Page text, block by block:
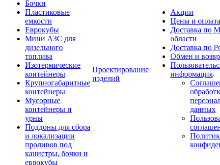
Бочки
Пластиковые
емкости
Еврокубы
Мини АЗС для
дизельного
топлива
Изотермические
контейнеры
Крупногабаритные
контейнеры
Мусорные
контейнеры и
урны
Поддоны для сбора
и локализации
проливов под
канистры, бочки и
еврокубы
Проектирование
изделий
Акции
Цены и оплата
Доставка по
области
Доставка по
Обмен и
информация
данных